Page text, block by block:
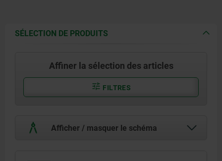
SÉLECTION DE PRODUITS
Affiner la sélection des articles
FILTRES
Afficher / masquer le schéma